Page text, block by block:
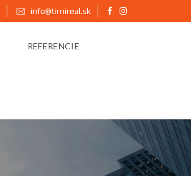
info@timireal.sk
REFERENCIE